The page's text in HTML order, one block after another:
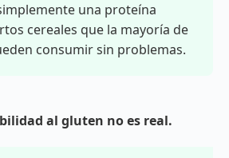
una proteína
cereales que la mayoría de
consumir sin problemas.
al gluten no es real.